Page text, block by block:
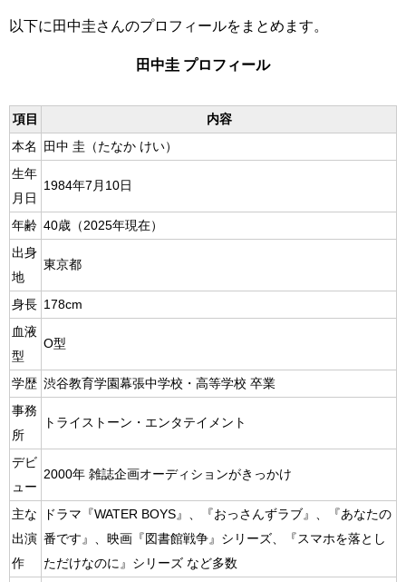
以下に田中圭さんのプロフィールをまとめます。
田中圭 プロフィール
項目
内容
本名
田中 圭（たなか けい）
生年
月日
1984年7月10日
年齢 40歳（2025年現在）
出身
地
東京都
身長 178cm
血液
型
O型
学歴 渋谷教育学園幕張中学校・高等学校 卒業
事務
所
トライストーン・エンタテイメント
デビ
ュー
2000年 雑誌企画オーディションがきっかけ
主な
出演
作
ドラマ『WATER BOYS』、『おっさんずラブ』、『あなたの
番です』、映画『図書館戦争』シリーズ、『スマホを落とし
ただけなのに』シリーズ など多数